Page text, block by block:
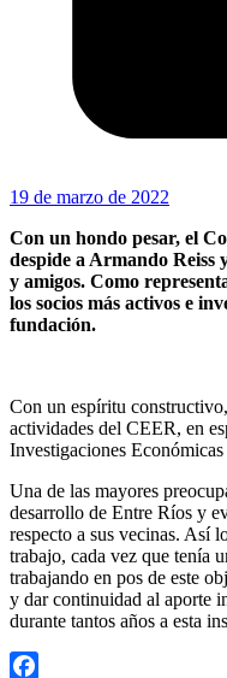
19 de marzo de 2022
Con un hondo pesar, el
despide a Armando Reiss
y amigos. Como
los socios más activos e
fundación.
Con un espíritu
actividades del CEER, en
Investigaciones
Una de las mayores
desarrollo de Entre Ríos y
respecto a sus vecinas. Así
trabajo, cada vez que tenía
trabajando en pos de este
y dar continuidad al aporte
durante tantos años a esta